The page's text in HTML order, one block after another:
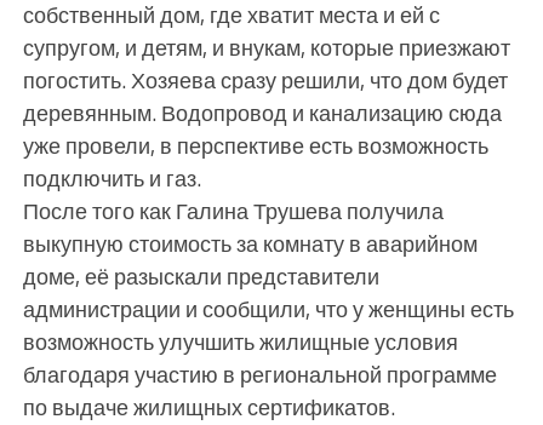
собственный дом, где хватит места и ей с
супругом, и детям, и внукам, которые приезжают
погостить. Хозяева сразу решили, что дом будет
деревянным. Водопровод и канализацию сюда
уже провели, в перспективе есть возможность
подключить и газ.
После того как Галина Трушева получила
выкупную стоимость за комнату в аварийном
доме, её разыскали представители
администрации и сообщили, что у женщины есть
возможность улучшить жилищные условия
благодаря участию в региональной программе
по выдаче жилищных сертификатов.